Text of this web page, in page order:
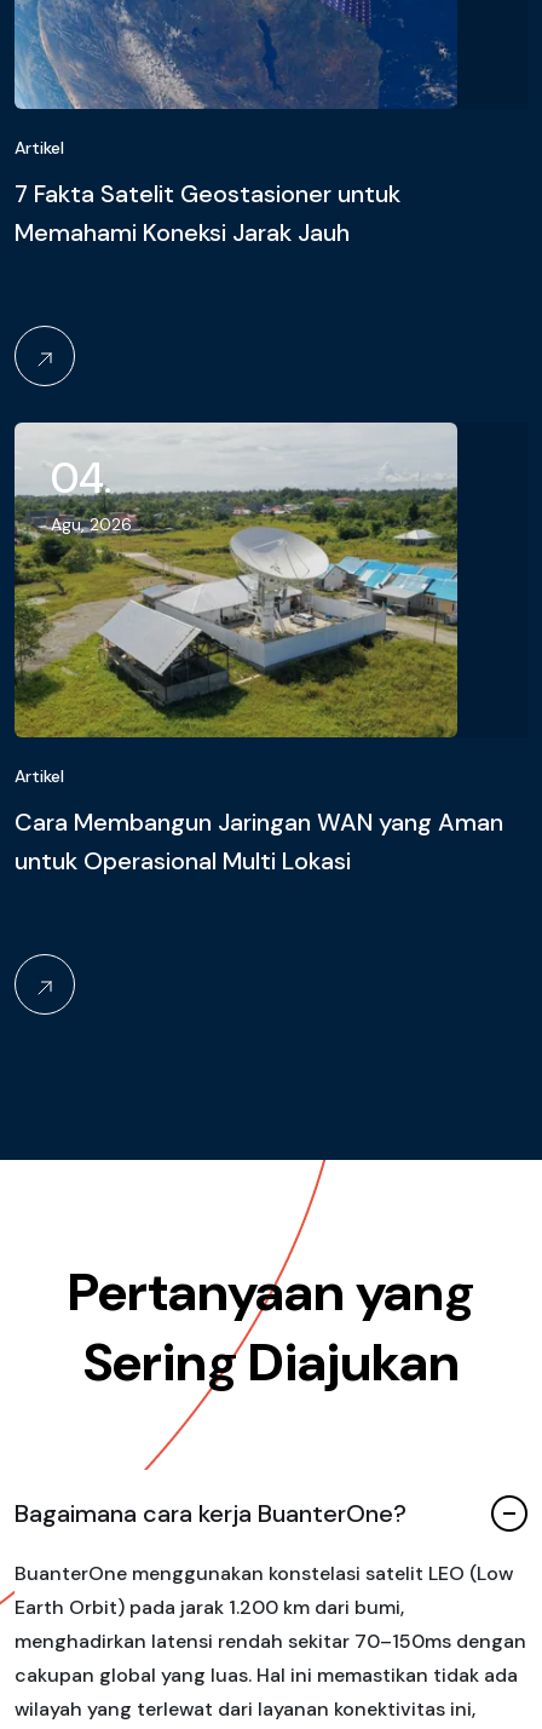
Artikel
7 Fakta Satelit Geostasioner untuk
Memahami Koneksi Jarak Jauh
04.
Agu, 2026
Artikel
Cara Membangun Jaringan WAN yang Aman
untuk Operasional Multi Lokasi
Pertanyaan yang
Sering Diajukan
Bagaimana cara kerja BuanterOne?
BuanterOne menggunakan konstelasi satelit LEO (Low
Earth Orbit) pada jarak 1.200 km dari bumi,
menghadirkan latensi rendah sekitar 70–150ms dengan
cakupan global yang luas. Hal ini memastikan tidak ada
wilayah yang terlewat dari layanan konektivitas ini,